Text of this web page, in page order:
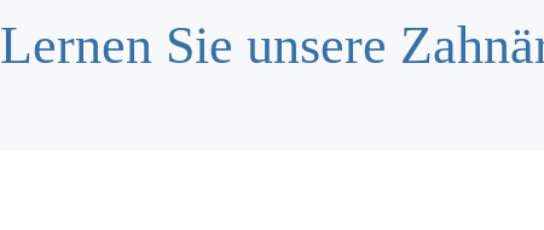
Lernen Sie unsere